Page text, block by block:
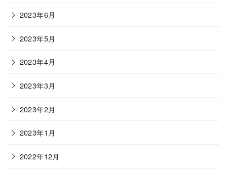
2023年6月
2023年5月
2023年4月
2023年3月
2023年2月
2023年1月
2022年12月